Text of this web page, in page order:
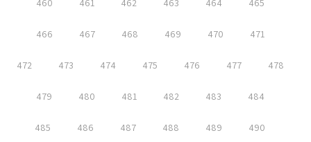
460 461 462 463 464 465
466 467 468 469 470 471
472 473 474 475 476 477 478
479 480 481 482 483 484
485 486 487 488 489 490